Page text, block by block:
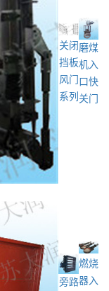
关闭
挡板
风门
系列
磨煤
机入
口快
关门
旁路
燃烧
器入